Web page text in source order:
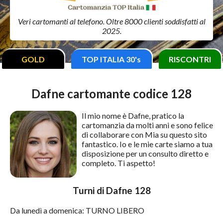
Veri cartomanti al telefono. Oltre 8000 clienti soddisfatti al
2025.
GOLD TOP ITALIA 30's RISCONTRI
Dafne cartomante codice 128
Il mio nome è Dafne, pratico la
cartomanzia da molti anni e sono felice
di collaborare con Mia su questo sito
fantastico. Io e le mie carte siamo a tua
disposizione per un consulto diretto e
completo. Ti aspetto!
Turni di Dafne 128
Da lunedì a domenica: TURNO LIBERO